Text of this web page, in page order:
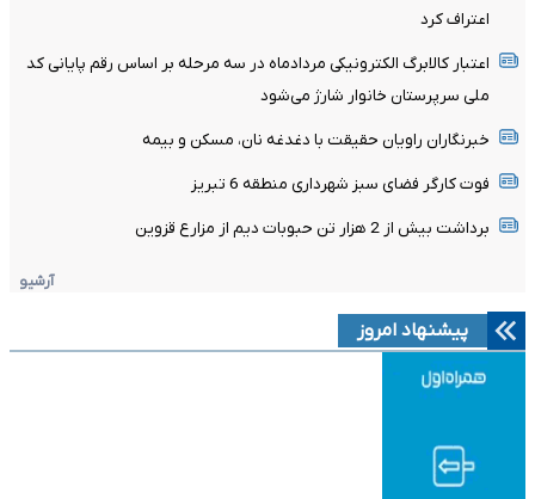
اعتراف کرد
اعتبار کالابرگ الکترونیکی مردادماه در سه مرحله بر اساس رقم پایانی کد
ملی سرپرستان خانوار شارژ می‌شود
خبرنگاران راویان حقیقت با دغدغه نان، مسکن و بیمه
فوت کارگر فضای سبز شهرداری منطقه 6 تبریز
برداشت بیش از 2 هزار تن حبوبات دیم از مزارع قزوین
آرشیو
پیشنهاد امروز